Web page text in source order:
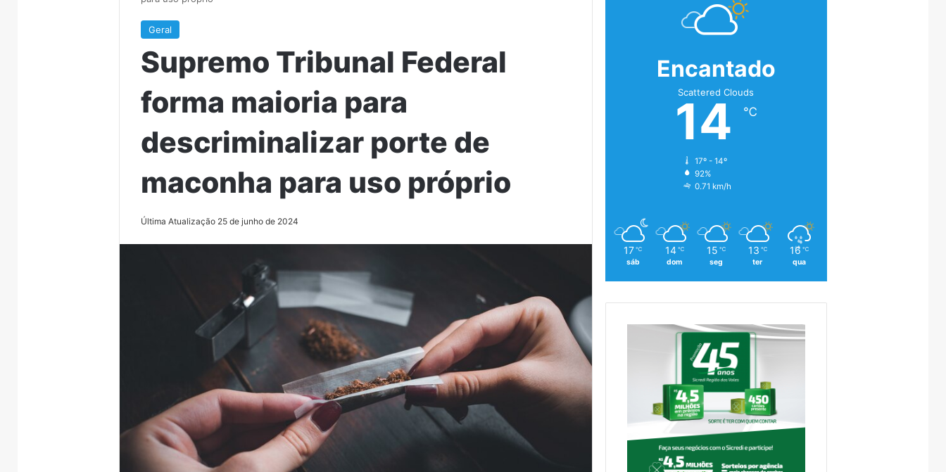
Geral
Supremo Tribunal Federal
forma maioria para
descriminalizar porte de
maconha para uso próprio
Última Atualização 25 de junho de 2024
Encantado
Scattered Clouds
14 ℃
17º - 14º
92%
0.71 km/h
17 ℃
sáb
14 ℃
dom
15 ℃
seg
13 ℃
ter
16 ℃
qua